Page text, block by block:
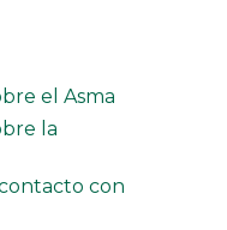
el Asma
la
con